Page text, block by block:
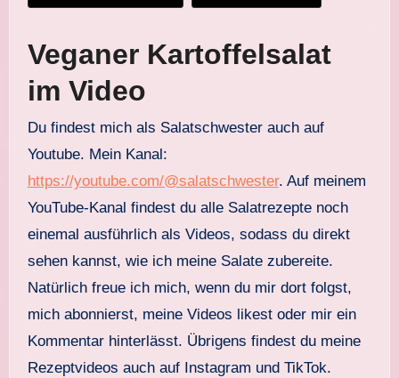
Veganer Kartoffelsalat
im Video
Du findest mich als Salatschwester auch auf
Youtube. Mein Kanal:
https://youtube.com/@salatschwester. Auf meinem
YouTube-Kanal findest du alle Salatrezepte noch
einemal ausführlich als Videos, sodass du direkt
sehen kannst, wie ich meine Salate zubereite.
Natürlich freue ich mich, wenn du mir dort folgst,
mich abonnierst, meine Videos likest oder mir ein
Kommentar hinterlässt. Übrigens findest du meine
Rezeptvideos auch auf Instagram und TikTok.